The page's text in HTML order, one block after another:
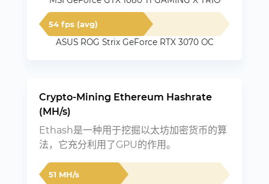
54 fps (avg)
ASUS ROG Strix GeForce RTX 3070 OC
Crypto-Mining Ethereum Hashrate
(MH/s)
Ethash是一种用于挖掘以太坊加密货币的算
法，它充分利用了GPU的作用。
51 MH/s